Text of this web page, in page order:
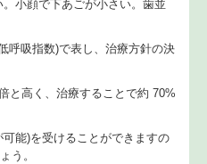
小顔で下あごが小さい。歯並
呼吸指数)で表し、治療方針の決
と高く、治療することで約 70%
能)を受けることができますの
う。